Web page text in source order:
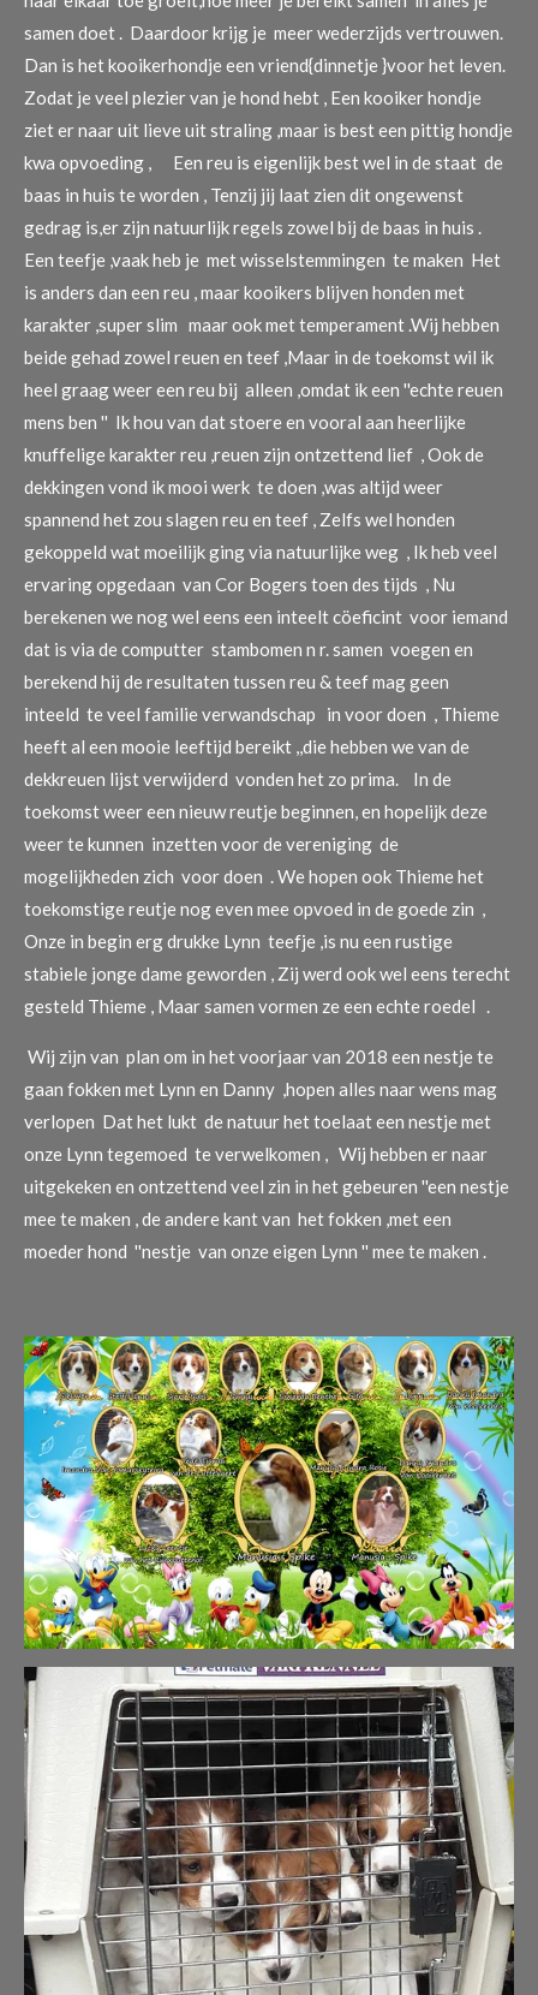
samen doet . Daardoor krijg je meer wederzijds vertrouwen.
Dan is het kooikerhondje een vriend{dinnetje }voor het leven.
Zodat je veel plezier van je hond hebt , Een kooiker hondje
ziet er naar uit lieve uit straling ,maar is best een pittig hondje
kwa opvoeding , Een reu is eigenlijk best wel in de staat de
baas in huis te worden , Tenzij jij laat zien dit ongewenst
gedrag is,er zijn natuurlijk regels zowel bij de baas in huis .
Een teefje ,vaak heb je met wisselstemmingen te maken Het
is anders dan een reu , maar kooikers blijven honden met
karakter ,super slim maar ook met temperament .Wij hebben
beide gehad zowel reuen en teef ,Maar in de toekomst wil ik
heel graag weer een reu bij alleen ,omdat ik een ''echte reuen
mens ben '' Ik hou van dat stoere en vooral aan heerlijke
knuffelige karakter reu ,reuen zijn ontzettend lief , Ook de
dekkingen vond ik mooi werk te doen ,was altijd weer
spannend het zou slagen reu en teef , Zelfs wel honden
gekoppeld wat moeilijk ging via natuurlijke weg , Ik heb veel
ervaring opgedaan van Cor Bogers toen des tijds , Nu
berekenen we nog wel eens een inteelt cöeficint voor iemand
dat is via de computter stambomen n r. samen voegen en
berekend hij de resultaten tussen reu & teef mag geen
inteeld te veel familie verwandschap in voor doen , Thieme
heeft al een mooie leeftijd bereikt ,,die hebben we van de
dekkreuen lijst verwijderd vonden het zo prima. In de
toekomst weer een nieuw reutje beginnen, en hopelijk deze
weer te kunnen inzetten voor de vereniging de
mogelijkheden zich voor doen . We hopen ook Thieme het
toekomstige reutje nog even mee opvoed in de goede zin ,
Onze in begin erg drukke Lynn teefje ,is nu een rustige
stabiele jonge dame geworden , Zij werd ook wel eens terecht
gesteld Thieme , Maar samen vormen ze een echte roedel .
Wij zijn van plan om in het voorjaar van 2018 een nestje te
gaan fokken met Lynn en Danny ,hopen alles naar wens mag
verlopen Dat het lukt de natuur het toelaat een nestje met
onze Lynn tegemoed te verwelkomen , Wij hebben er naar
uitgekeken en ontzettend veel zin in het gebeuren ''een nestje
mee te maken , de andere kant van het fokken ,met een
moeder hond ''nestje van onze eigen Lynn '' mee te maken .